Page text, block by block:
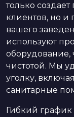
только
клиентов, но и
вашего
используют
оборудование,
чистотой. Мы
уголку,
санитарные
Гибкий график